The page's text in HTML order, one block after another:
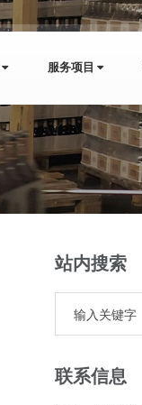
服务项目
站内搜索
联系信息